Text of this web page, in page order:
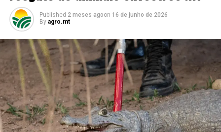
Published 2 meses agoon 16 de junho de 2026
By agro.mt